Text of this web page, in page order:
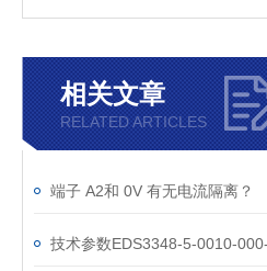
相关文章
RELATED ARTICLES
端子 A2和 0V 有无电流隔离？
技术参数EDS3348-5-0010-